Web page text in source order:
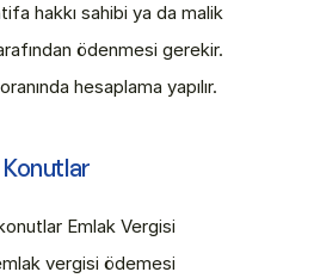
hakkı sahibi ya da malik
ödenmesi gerekir.
hesaplama yapılır.
Konutlar
Emlak Vergisi
vergisi ödemesi